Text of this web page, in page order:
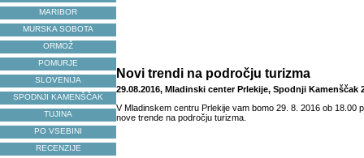
MARIBOR
MURSKA SOBOTA
ORMOŽ
POMURJE
SLOVENIJA
SPODNJI KAMENŠČAK
TUJINA
PO VSEBINI
RECENZIJE
Novi trendi na področju turizma
29.08.2016, Mladinski center Prlekije, Spodnji Kamenščak
V Mladinskem centru Prlekije vam bomo 29. 8. 2016 ob 18.00
nove trende na področju turizma.